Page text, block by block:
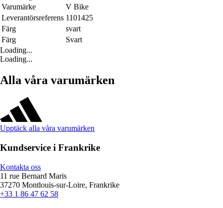
Varumärke
V Bike
Leverantörsreferens 1101425
Färg
svart
Färg
Svart
Loading...
Loading...
Alla våra varumärken
Upptäck alla våra varumärken
Kundservice i Frankrike
Kontakta oss
11 rue Bernard Maris
37270 Montlouis-sur-Loire, Frankrike
+33 1 86 47 62 58